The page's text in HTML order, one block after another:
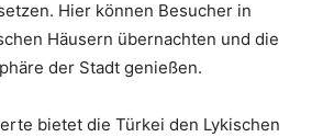
Hier können Besucher in
Häusern übernachten und die
der Stadt genießen.
bietet die Türkei den Lykischen